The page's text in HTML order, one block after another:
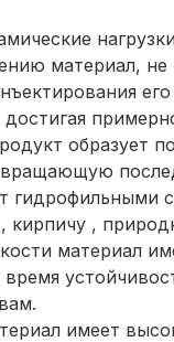
материал, не
гидрофильными
кирпичу ,
материал
имеет